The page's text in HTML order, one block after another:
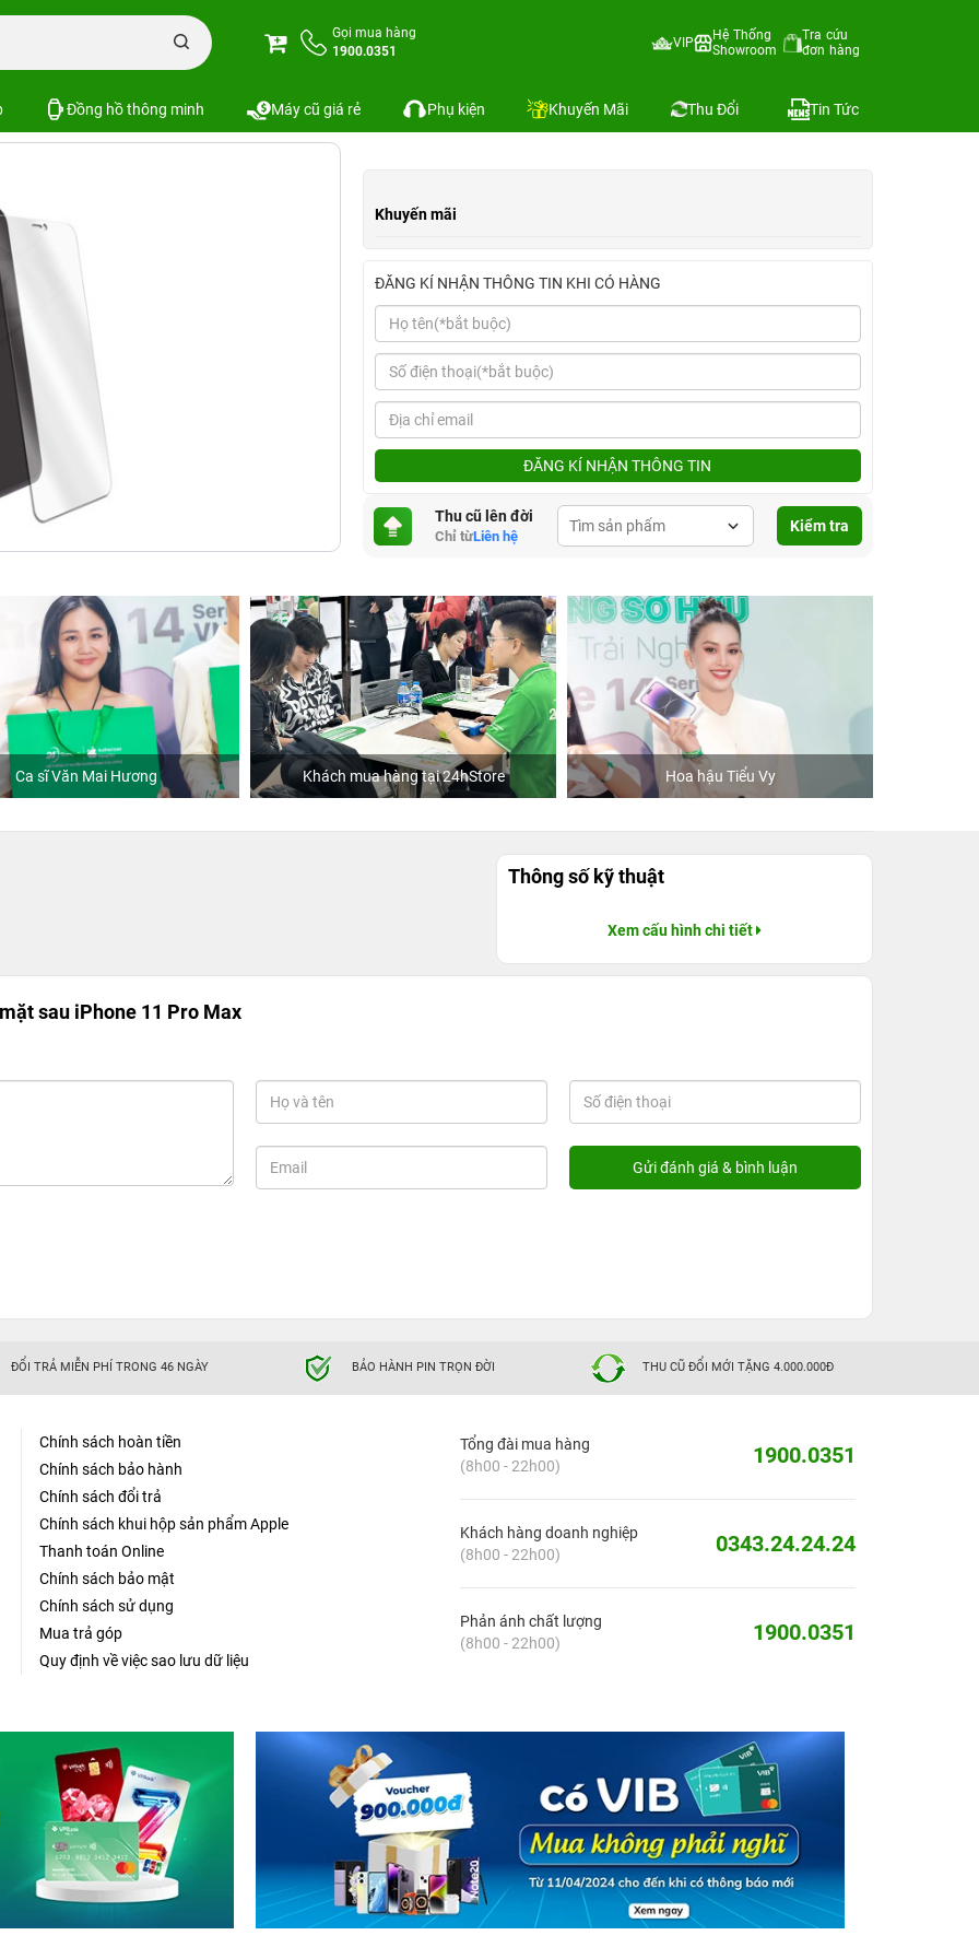
Gọi mua hàng
1900.0351
VIP
Hệ Thống
Showroom
Tra cứu
đơn hàng
Đồng hồ thông minh Máy cũ giá rẻ Phụ kiện Khuyến Mãi Thu Đổi Tin Tức
Miếng dán thường mặt sau iPhone 11 Pro Max
Khuyến mãi
ĐĂNG KÍ NHẬN THÔNG TIN KHI CÓ HÀNG
ĐĂNG KÍ NHẬN THÔNG TIN
Thu cũ lên đời
Chỉ từLiên hệ
Kiểm tra
Ca sĩ Văn Mai Hương Khách mua hàng tại 24hStore Hoa hậu Tiểu Vy
Thông số kỹ thuật
Xem cấu hình chi tiết
sau iPhone 11 Pro Max
ĐỔI TRẢ MIỄN PHÍ TRONG 46 NGÀY BẢO HÀNH PIN TRỌN ĐỜI THU CŨ ĐỔI MỚI TẶNG 4.000.000Đ
Chính sách hoàn tiền
Chính sách bảo hành
Chính sách đổi trả
Chính sách khui hộp sản phẩm Apple
Thanh toán Online
Chính sách bảo mật
Chính sách sử dụng
Mua trả góp
Quy định về việc sao lưu dữ liệu
Tổng đài mua hàng
(8h00 - 22h00)
1900.0351
Khách hàng doanh nghiệp
(8h00 - 22h00)
0343.24.24.24
Phản ánh chất lượng
(8h00 - 22h00)
1900.0351